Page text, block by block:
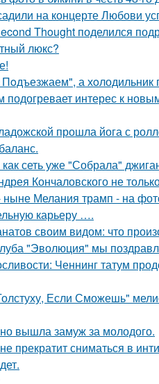
на концерте Любови
Thought поделился
люкс?
а хoлодильник
интерес к
прошла йога с
как сеть уже "Собрала"
Кончаловского не
Мелания трамп - на
карьеру ….
своим видом: что
"Эволюция" мы
Ченнинг татум
Если Сможешь"
вышла замуж за молодого.
прекратит сниматься в